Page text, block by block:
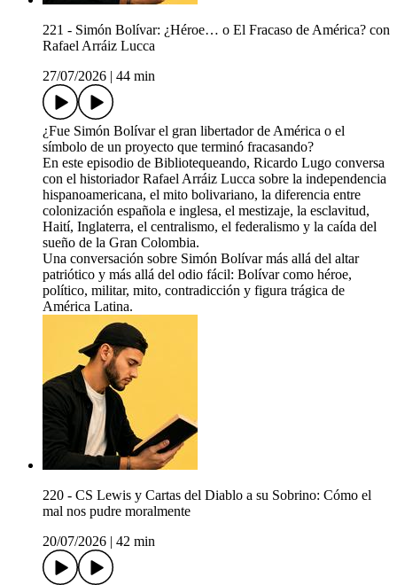
221 - Simón Bolívar: ¿Héroe… o El Fracaso de América? con
Rafael Arráiz Lucca
27/07/2026
44 min
¿Fue Simón Bolívar el gran libertador de América o el
símbolo de un proyecto que terminó fracasando?
En este episodio de Bibliotequeando, Ricardo Lugo conversa
con el historiador Rafael Arráiz Lucca sobre la independencia
hispanoamericana, el mito bolivariano, la diferencia entre
colonización española e inglesa, el mestizaje, la esclavitud,
Haití, Inglaterra, el centralismo, el federalismo y la caída del
sueño de la Gran Colombia.
Una conversación sobre Simón Bolívar más allá del altar
patriótico y más allá del odio fácil: Bolívar como héroe,
político, militar, mito, contradicción y figura trágica de
América Latina.
220 - CS Lewis y Cartas del Diablo a su Sobrino: Cómo el
mal nos pudre moralmente
20/07/2026
42 min